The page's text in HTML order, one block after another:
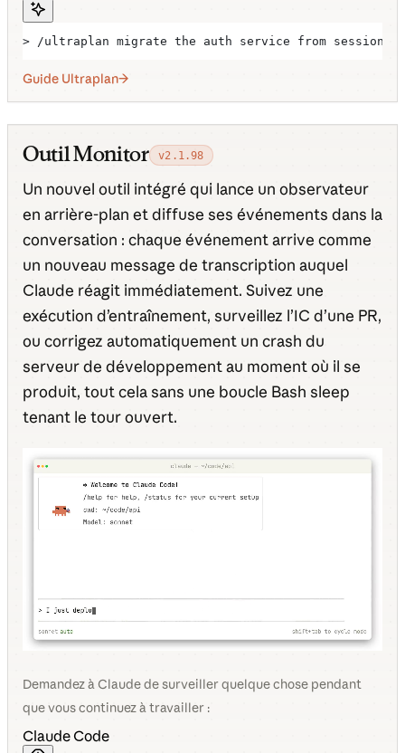
> /ultraplan migrate the auth service from sessions
Guide Ultraplan
Outil Monitor v2.1.98
Un nouvel outil intégré qui lance un observateur
en arrière-plan et diffuse ses événements dans la
conversation : chaque événement arrive comme
un nouveau message de transcription auquel
Claude réagit immédiatement. Suivez une
exécution d’entraînement, surveillez l’IC d’une PR,
ou corrigez automatiquement un crash du
serveur de développement au moment où il se
produit, tout cela sans une boucle Bash sleep
tenant le tour ouvert.
Demandez à Claude de surveiller quelque chose pendant
que vous continuez à travailler :
Claude Code